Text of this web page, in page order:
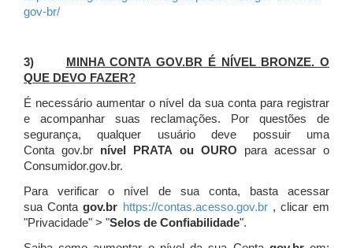
gov-br/
3)
MINHA CONTA GOV.BR É NÍVEL BRONZE. O
QUE DEVO FAZER?
É necessário aumentar o nível da sua conta para registrar
e acompanhar suas reclamações. Por questões de
segurança, qualquer usuário deve possuir uma
Conta gov.br nível PRATA ou OURO para acessar o
Consumidor.gov.br.
Para verificar o nível de sua conta, basta acessar
sua Contagov.br https://contas.acesso.gov.br, clicar em
"Privacidade" > "Selos de Confiabilidade".